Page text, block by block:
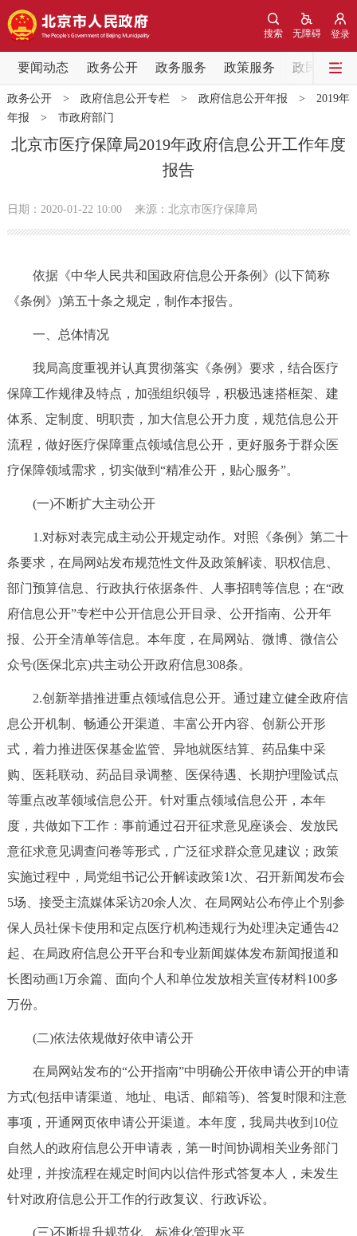
登录
无障碍
搜索
要闻动态 政务公开 政务服务 政策服务 政民互动
要闻动态
党中央精神 国务院信息 中央部委动态
北京要闻 会议信息 部门动态
市领导 机构职能 政策服务
政策兑现
决策公开 专题公开
政务服务
便民服务
阳光政务
政民互动
12345网上接诉即办 我要咨询 我要建议
走进北京
绿色北京 图说北京 视频北京
多语种
РУССКИЙ ЯЗЫК
ESPAÑOL العربية PORTUGUÊS
ITALIANO
回到顶部
政务公开> 政府信息公开专栏> 政府信息公开年报 > 2019年
年报 > 市政府部门
北京市医疗保障局2019年政府信息公开工作年度
报告
日期：2020-01-22 10:00 来源：北京市医疗保障局
依据《中华人民共和国政府信息公开条例》(以下简称
《条例》)第五十条之规定，制作本报告。
一、总体情况
我局高度重视并认真贯彻落实《条例》要求，结合医疗
保障工作规律及特点，加强组织领导，积极迅速搭框架、建
体系、定制度、明职责，加大信息公开力度，规范信息公开
流程，做好医疗保障重点领域信息公开，更好服务于群众医
疗保障领域需求，切实做到“精准公开，贴心服务”。
(一)不断扩大主动公开
1.对标对表完成主动公开规定动作。对照《条例》第二十
条要求，在局网站发布规范性文件及政策解读、职权信息、
部门预算信息、行政执行依据条件、人事招聘等信息；在“政
府信息公开”专栏中公开信息公开目录、公开指南、公开年
报、公开全清单等信息。本年度，在局网站、微博、微信公
众号(医保北京)共主动公开政府信息308条。
2.创新举措推进重点领域信息公开。通过建立健全政府信
息公开机制、畅通公开渠道、丰富公开内容、创新公开形
式，着力推进医保基金监管、异地就医结算、药品集中采
购、医耗联动、药品目录调整、医保待遇、长期护理险试点
等重点改革领域信息公开。针对重点领域信息公开，本年
度，共做如下工作：事前通过召开征求意见座谈会、发放民
意征求意见调查问卷等形式，广泛征求群众意见建议；政策
实施过程中，局党组书记公开解读政策1次、召开新闻发布会
5场、接受主流媒体采访20余人次、在局网站公布停止个别参
保人员社保卡使用和定点医疗机构违规行为处理决定通告42
起、在局政府信息公开平台和专业新闻媒体发布新闻报道和
长图动画1万余篇、面向个人和单位发放相关宣传材料100多
万份。
(二)依法依规做好依申请公开
在局网站发布的“公开指南”中明确公开依申请公开的申请
方式(包括申请渠道、地址、电话、邮箱等)、答复时限和注意
事项，开通网页依申请公开渠道。本年度，我局共收到10位
自然人的政府信息公开申请表，第一时间协调相关业务部门
处理，并按流程在规定时间内以信件形式答复本人，未发生
针对政府信息公开工作的行政复议、行政诉讼。
(三)不断提升规范化、标准化管理水平